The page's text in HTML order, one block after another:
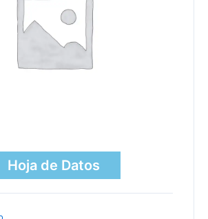
Hoja de Datos